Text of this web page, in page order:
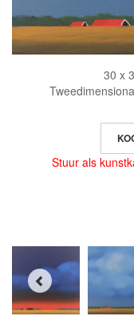
30 x
Stuur als